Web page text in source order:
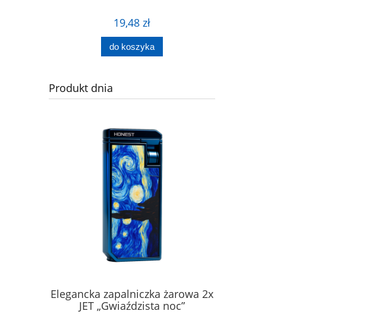
19,48 zł
do koszyka
Produkt dnia
Elegancka zapalniczka żarowa 2x
JET „Gwiaździsta noc”